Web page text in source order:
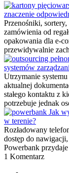
znaczenie
Przenośniki,
zamówienia od
opakowania dla e-
przewidywalnie
systemów
Utrzymanie
aktualnej
stałego kontaktu z
potrzebuje jednak
Jak
w terenie?
Rozładowany
dostęp do
Powerbank
1 Komentarz